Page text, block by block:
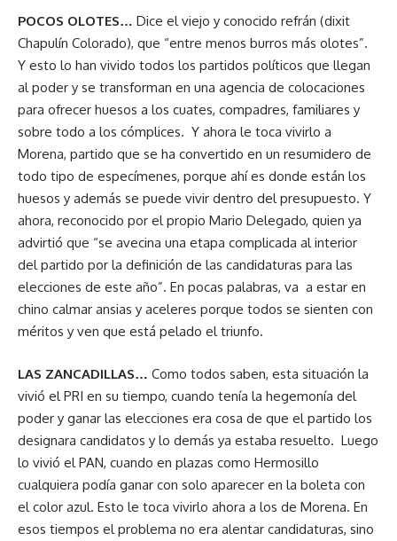
POCOS OLOTES… Dice el viejo y conocido refrán (dixit
Chapulín Colorado), que “entre menos burros más olotes”.
Y esto lo han vivido todos los partidos políticos que llegan
al poder y se transforman en una agencia de colocaciones
para ofrecer huesos a los cuates, compadres, familiares y
sobre todo a los cómplices. Y ahora le toca vivirlo a
Morena, partido que se ha convertido en un resumidero de
todo tipo de especímenes, porque ahí es donde están los
huesos y además se puede vivir dentro del presupuesto. Y
ahora, reconocido por el propio Mario Delegado, quien ya
advirtió que “se avecina una etapa complicada al interior
del partido por la definición de las candidaturas para las
elecciones de este año”. En pocas palabras, va a estar en
chino calmar ansias y aceleres porque todos se sienten con
méritos y ven que está pelado el triunfo.
LAS ZANCADILLAS… Como todos saben, esta situación la
vivió el PRI en su tiempo, cuando tenía la hegemonía del
poder y ganar las elecciones era cosa de que el partido los
designara candidatos y lo demás ya estaba resuelto. Luego
lo vivió el PAN, cuando en plazas como Hermosillo
cualquiera podía ganar con solo aparecer en la boleta con
el color azul. Esto le toca vivirlo ahora a los de Morena. En
esos tiempos el problema no era alentar candidaturas, sino